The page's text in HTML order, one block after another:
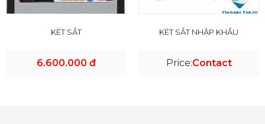
KÉT SẮT
6.600.000 đ
KÉT SẮT NHẬP KHẨU
Price:Contact